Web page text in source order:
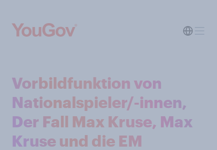
Vorbildfunktion von
Nationalspieler/-innen,
Der Fall Max Kruse, Max
Kruse und die EM